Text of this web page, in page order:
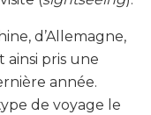
d’Allemagne,
ainsi pris une
année.
de voyage le